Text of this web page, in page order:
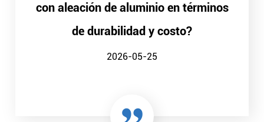
con aleación de aluminio en términos
de durabilidad y costo?
2026-05-25